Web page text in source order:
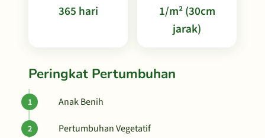
365 hari
1/m² (30cm
jarak)
Peringkat Pertumbuhan
Anak Benih
Pertumbuhan Vegetatif